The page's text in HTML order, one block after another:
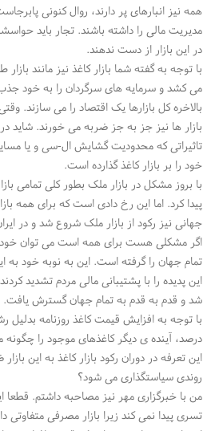
همه نیز انبارهای پر دارند، روال کنونی
مدیریت مالی را داشته باشند. تجار باید
در این بازار از دست ندهند.
با توجه به گفته شما بازار کاغذ نیز مانند بازار
می کشد و سرمایه های سرگردان را به خود
بالاخره کل بازارها یک اقتصاد را می سازند.
بازار ها نیز جز به جز ضربه می خورند. شاید
تاثیراتی که محدودیت گشایش ال-سی و یا
خود را بر بازار کاغذ گذارده است.
با بروز مشکل در بازار ملک بطور کلی تمامی
پیدا کرد. اما این رخ دادی است که برای همه
جهانی نیز رکود از بازار ملک شروع شد و در
اگر مشکلی هست برای همه است می توان خود
تمام جهان را گرفته است. این به نوبه خود به
این پدیده را با پشتیبانی مالی مردم تشدید
شد و قدم به قدم به تمام جهان گسترش یافت.
درصد، آینده ی دیگر کاغذهای موجود را چگونه
این تعرفه در دوران رکود بازار کاغذ به این
روندی سیاستگذاری می شود؟
من با خبرگزاری مهر نیز مصاحبه داشتم. قطعا
تسری پیدا نمی کند زیرا بازار مصرفی متفاوتی